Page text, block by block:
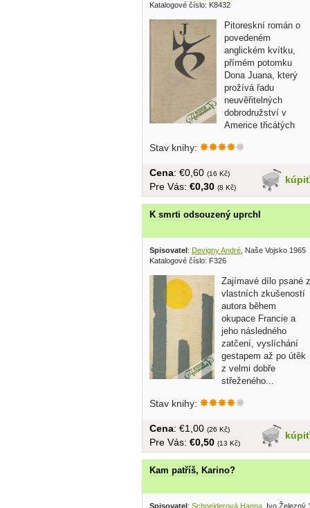
Katalogové číslo: K8432
Pitoreskní román o
povedeném
anglickém kvítku,
přímém potomku
Dona Juana, který
prožívá řadu
neuvěřitelných
dobrodružství v
Americe třicátých
Stav knihy:
kúpiť
Cena: €0,60 (16 Kč)
Pre Vás: €0,30 (8 Kč)
K smrti odsouzený uprchl
Spisovatel: Devigny André , Naše Vojsko 1965
Katalogové číslo: F326
Zajímavé dílo psané z
vlastních zkušeností
autora během
okupace Francie a
jeho následného
zatčení, vyslíchání
gestapem až po útěk
z velmi dobře
střeženého...
Stav knihy:
kúpiť
Cena: €1,00 (26 Kč)
Pre Vás: €0,50 (13 Kč)
Kam patříš, Karino?
Spisovatel: Schneiderová Hanna , Ivo Železný